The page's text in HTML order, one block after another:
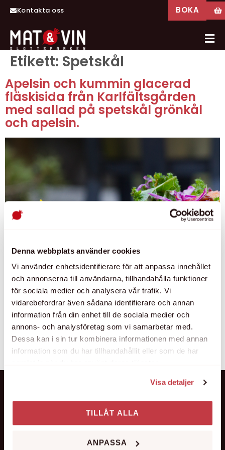
Denna webbplats använder cookies
Vi använder enhetsidentifierare för att anpassa innehållet
och annonserna till användarna, tillhandahålla funktioner
för sociala medier och analysera vår trafik. Vi
vidarebefordrar även sådana identifierare och annan
information från din enhet till de sociala medier och
annons- och analysföretag som vi samarbetar med.
Dessa kan i sin tur kombinera informationen med annan
information som du har tillhandahållit eller som de har
Visa detaljer
TILLÅT ALLA
ANPASSA
Kontakta oss BOKA
Etikett: Spetskål
Apelsin och kummin glacerad
fläskisida från Karlfältsgården
med sallad på spetskål grönkål
och apelsin.
4-6 personer 1 kg Fläsksida utan ben och svål 2
msk Kummin 1 msk Salt 1 msk Svartpeppar, grovmalen 2 dl
Honung 3 dl Apelsinjuice 1 st Apelsinzest 50 g Riven
ingefära Gnid in fläsket med kryddorna, honungen,
ingefära, apelsinzest och apelsinjuicenLägg i en form och
211 18 Malmö